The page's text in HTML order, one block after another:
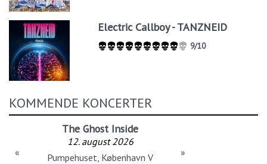
Electric Callboy - TANZNEID
9/10
KOMMENDE KONCERTER
The Ghost Inside
12. august 2026
Pumpehuset, København V
« »